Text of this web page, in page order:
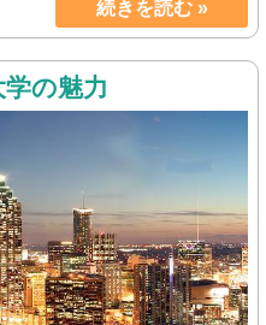
続きを読む »
の魅力